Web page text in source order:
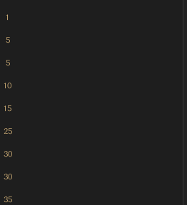
1
5
5
10
15
25
30
30
35